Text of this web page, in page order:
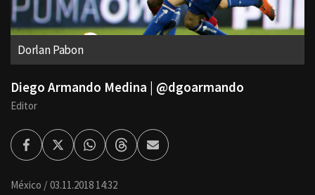
Dorlan Pabon
Diego Armando Medina | @dgoarmando
Editor
FacebookTwitterWhatsappThreadsEnviar
por
México 03.11.2018 14:32